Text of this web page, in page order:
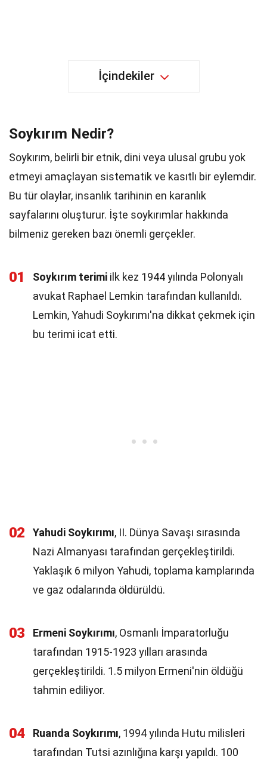
İçindekiler
Soykırım Nedir?
Soykırım, belirli bir etnik, dini veya ulusal grubu yok
etmeyi amaçlayan sistematik ve kasıtlı bir eylemdir.
Bu tür olaylar, insanlık tarihinin en karanlık
sayfalarını oluşturur. İşte soykırımlar hakkında
bilmeniz gereken bazı önemli gerçekler.
01 Soykırım terimi ilk kez 1944 yılında Polonyalı
avukat Raphael Lemkin tarafından kullanıldı.
Lemkin, Yahudi Soykırımı'na dikkat çekmek için
bu terimi icat etti.
02 Yahudi Soykırımı, II. Dünya Savaşı sırasında
Nazi Almanyası tarafından gerçekleştirildi.
Yaklaşık 6 milyon Yahudi, toplama kamplarında
ve gaz odalarında öldürüldü.
03 Ermeni Soykırımı, Osmanlı İmparatorluğu
tarafından 1915-1923 yılları arasında
gerçekleştirildi. 1.5 milyon Ermeni'nin öldüğü
tahmin ediliyor.
04 Ruanda Soykırımı, 1994 yılında Hutu milisleri
tarafından Tutsi azınlığına karşı yapıldı. 100